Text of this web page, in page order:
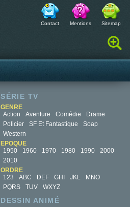
Contact Mentions Sitemap
Rechercher :
SÉRIE TV
GENRE
Action
Aventure Comédie
Drame
Policier
SF Et Fantastique
Soap
Western
EPOQUE
1950
1960 1970 1980 1990
2000
2010
ORDRE
123
ABC DEF GHI JKL
MNO
PQRS
TUV WXYZ
DESSIN ANIMÉ